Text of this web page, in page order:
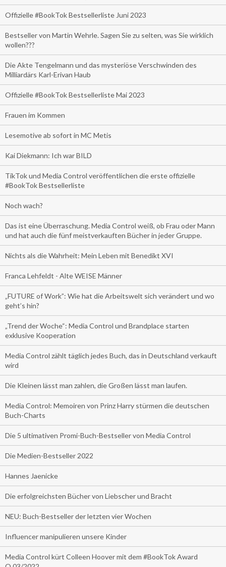
Offizielle #BookTok Bestsellerliste Juni 2023
Bestseller von Martin Wehrle. Sagen Sie zu selten, was Sie wirklich
wollen???
Die Akte Tengelmann und das mysteriöse Verschwinden des
Milliardärs Karl-Erivan Haub
Offizielle #BookTok Bestsellerliste Mai 2023
Frauen im Kommen
Lesemotive ab sofort in MC Metis
Kai Diekmann: Ich war BILD
TikTok und Media Control veröffentlichen die erste offizielle
#BookTok Bestsellerliste
Noch wach?
Das ist eine Überraschung. Media Control weiß, ob Frau oder Mann
und hat auch die fünf meistverkauften Bücher in jeder Gruppe.
Nichts als die Wahrheit: Mein Leben mit Benedikt XVI
Franca Lehfeldt - Alte WEISE Männer
„FUTURE of Work”: Wie hat die Arbeitswelt sich verändert und wo
geht’s hin?
„Trend der Woche“: Media Control und Brandplace starten
exklusive Kooperation
Media Control zählt täglich jedes Buch, das in Deutschland verkauft
wird
Die Kleinen lässt man zahlen, die Großen lässt man laufen.
Media Control: Memoiren von Prinz Harry stürmen die deutschen
Buch-Charts
Die 5 ultimativen Promi-Buch-Bestseller von Media Control
Die Medien-Bestseller 2022
Hannes Jaenicke
Die erfolgreichsten Bücher von Liebscher und Bracht
NEU: Buch-Bestseller der letzten vier Wochen
Influencer manipulieren unsere Kinder
Media Control kürt Colleen Hoover mit dem #BookTok Award